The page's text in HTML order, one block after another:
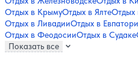
Отдых в КрымуОтдых в ЯлтеОтдых
Отдых в ЛивадииОтдых в
Отдых в ФеодосииОтдых в Судаке
Показать все